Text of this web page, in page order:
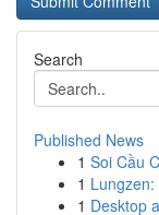
Search
Published News
1 Soi Cầu
1
1 Desktop